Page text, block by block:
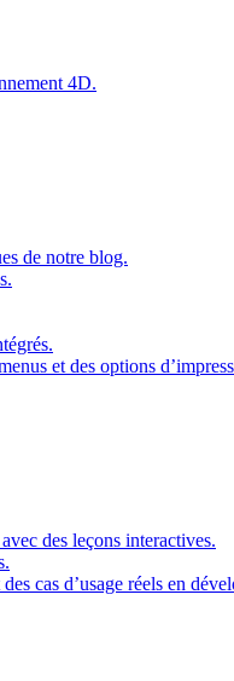
4D.
de notre blog.
et des options
des leçons interactives.
cas d’usage réels en